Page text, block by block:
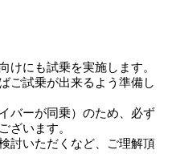
けにも試乗を実施します。
ご試乗が出来るよう準備し
バーが同乗）のため、必ず
ざいます。
討いただくなど、ご理解頂